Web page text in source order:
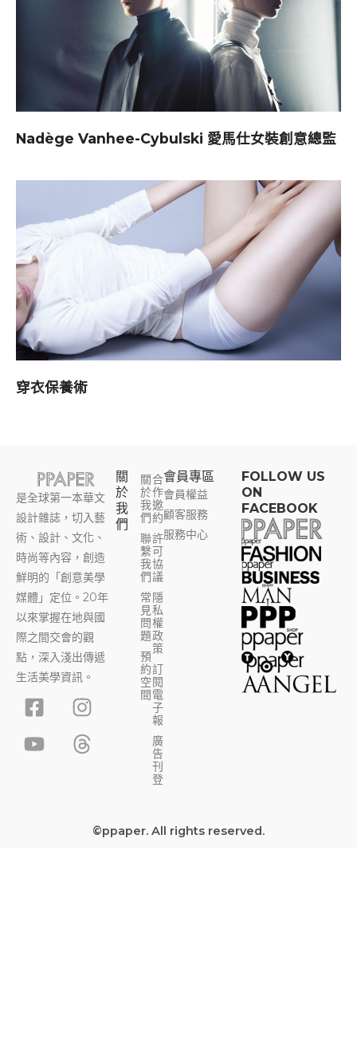
Nadège Vanhee-Cybulski 愛馬仕女裝創意總監
穿衣保養術
是全球第一本華文
設計雜誌，切入藝
術、設計、文化、
時尚等內容，創造
鮮明的「創意美學
媒體」定位。20年
以來掌握在地與國
際之間交會的觀
點，深入淺出傳遞
生活美學資訊。
F
a
c
I
n
s
t
Y
o
u
T
h
r
e
關
於
我
們
關
於
我
們
聯
繫
我
們
常
見
問
題
預
約
空
間
合
作
邀
約
許
可
協
議
隱
私
權
政
策
訂
閱
電
子
報
廣
告
刊
登
會員專區​
會員權益
顧客服務
服務中心
FOLLOW US
ON
FACEBOOK
©ppaper. All rights reserved.